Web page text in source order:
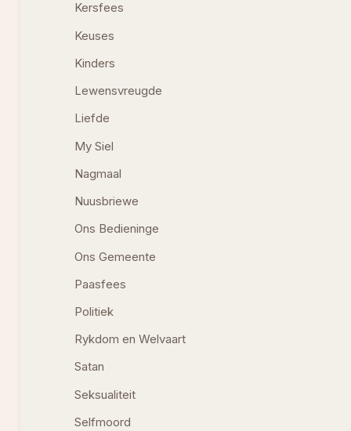
Kersfees
Keuses
Kinders
Lewensvreugde
Liefde
My Siel
Nagmaal
Nuusbriewe
Ons Bedieninge
Ons Gemeente
Paasfees
Politiek
Rykdom en Welvaart
Satan
Seksualiteit
Selfmoord